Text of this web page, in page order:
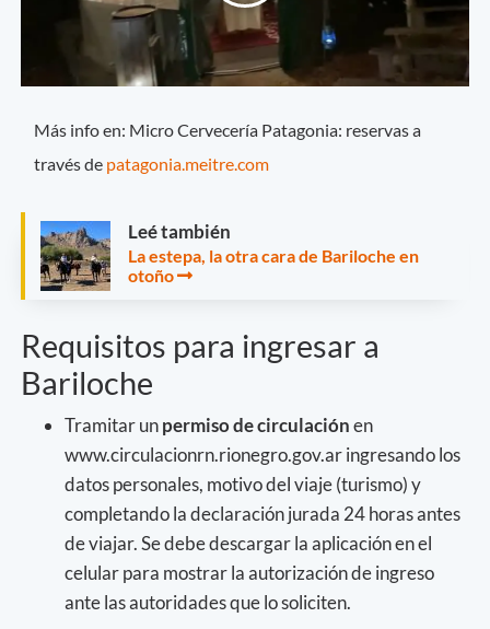
Más info en: Micro Cervecería Patagonia: reservas a
través de patagonia.meitre.com
Leé también
La estepa, la otra cara de Bariloche en
otoño
Requisitos para ingresar a
Bariloche
Tramitar unpermiso de circulaciónen
www.circulacionrn.rionegro.gov.ar ingresando los
datos personales, motivo del viaje (turismo) y
completando la declaración jurada 24 horas antes
de viajar. Se debe descargar la aplicación en el
celular para mostrar la autorización de ingreso
ante las autoridades que lo soliciten.